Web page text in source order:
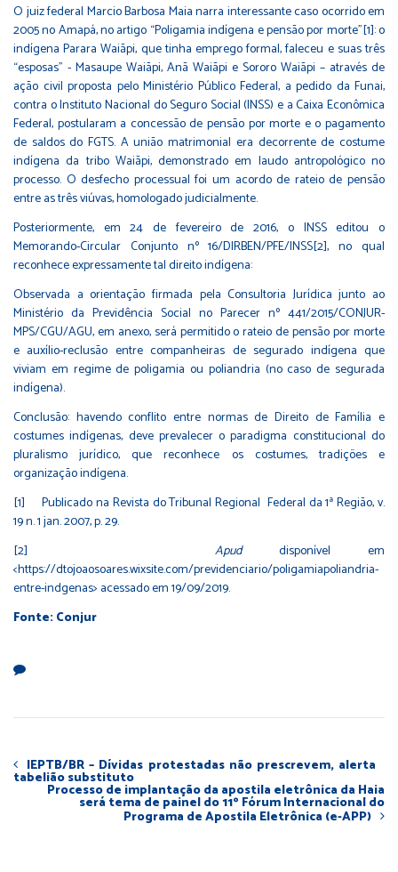
O juiz federal Marcio Barbosa Maia narra interessante caso ocorrido em
2005 no Amapá, no artigo “Poligamia indígena e pensão por morte”[1]: o
indígena Parara Waiãpi, que tinha emprego formal, faleceu e suas três
“esposas” - Masaupe Waiãpi, Anã Waiãpi e Sororo Waiãpi – através de
ação civil proposta pelo Ministério Público Federal, a pedido da Funai,
contra o Instituto Nacional do Seguro Social (INSS) e a Caixa Econômica
Federal, postularam a concessão de pensão por morte e o pagamento
de saldos do FGTS. A união matrimonial era decorrente de costume
indígena da tribo Waiãpi, demonstrado em laudo antropológico no
processo. O desfecho processual foi um acordo de rateio de pensão
entre as três viúvas, homologado judicialmente.
Posteriormente, em 24 de fevereiro de 2016, o INSS editou o
Memorando-Circular Conjunto nº 16/DIRBEN/PFE/INSS[2], no qual
reconhece expressamente tal direito indígena:
Observada a orientação firmada pela Consultoria Jurídica junto ao
Ministério da Previdência Social no Parecer nº 441/2015/CONJUR-
MPS/CGU/AGU, em anexo, será permitido o rateio de pensão por morte
e auxílio-reclusão entre companheiras de segurado indígena que
viviam em regime de poligamia ou poliandria (no caso de segurada
indígena).
Conclusão: havendo conflito entre normas de Direito de Família e
costumes indígenas, deve prevalecer o paradigma constitucional do
pluralismo jurídico, que reconhece os costumes, tradições e
organização indígena.
[1] Publicado na Revista do Tribunal Regional Federal da 1ª Região, v.
19 n. 1 jan. 2007, p. 29.
[2] Apuddisponível em
<https://dtojoaosoares.wixsite.com/previdenciario/poligamiapoliandria-
entre-indgenas> acessado em 19/09/2019.
Fonte: Conjur
IEPTB/BR – Dívidas protestadas não prescrevem, alerta
tabelião substituto
Processo de implantação da apostila eletrônica da Haia
será tema de painel do 11º Fórum Internacional do
Programa de Apostila Eletrônica (e-APP)